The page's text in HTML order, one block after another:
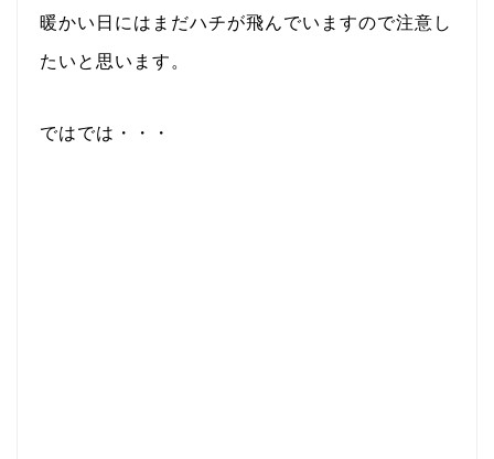
暖かい日にはまだハチが飛んでいますので注意し
たいと思います。
ではでは・・・